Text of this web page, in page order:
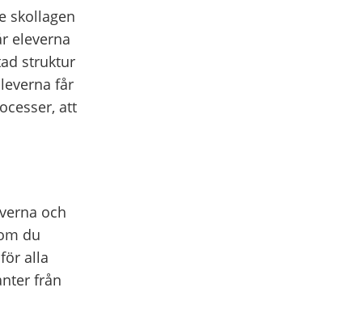
skollagen
eleverna
struktur
får
att
och
du
alla
från